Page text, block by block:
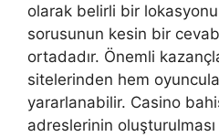
olarak belirli bir
sorusunun kesin bir
ortadadır. Önemli
sitelerinden hem
yararlanabilir. Casino
adreslerinin